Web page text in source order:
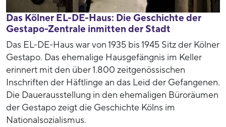
Das Kölner EL-DE-Haus: Die Geschichte der
Gestapo-Zentrale inmitten der Stadt
Das EL-DE-Haus war von 1935 bis 1945 Sitz der Kölner
Gestapo. Das ehemalige Hausgefängnis im Keller
erinnert mit den über 1.800 zeitgenössischen
Inschriften der Häftlinge an das Leid der Gefangenen.
Die Dauerausstellung in den ehemaligen Büroräumen
der Gestapo zeigt die Geschichte Kölns im
Nationalsozialismus.